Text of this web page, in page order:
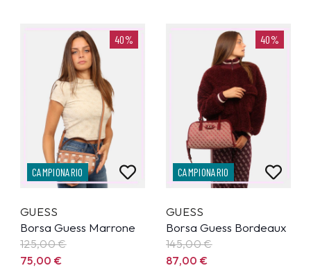
40%
CAMPIONARIO
GUESS
Borsa Guess Marrone
125,00€
75,00€
40%
CAMPIONARIO
GUESS
Borsa Guess Bordeaux
145,00€
87,00€